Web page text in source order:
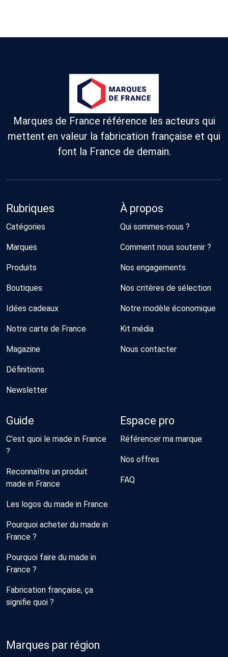
Marques de France référence les acteurs qui
mettent en valeur la fabrication française et qui
font la France de demain.
Rubriques
Catégories
Marques
Produits
Boutiques
Idées cadeaux
Notre carte de France
Magazine
Définitions
Newsletter
À propos
Qui sommes-nous ?
Comment nous soutenir ?
Nos engagements
Nos critères de sélection
Notre modèle économique
Kit média
Nous contacter
Guide
C'est quoi le made in France
?
Reconnaître un produit
made in France
Les logos du made in France
Pourquoi acheter du made in
France ?
Pourquoi faire du made in
France ?
Fabrication française, ça
signifie quoi ?
Espace pro
Référencer ma marque
Nos offres
FAQ
Marques par région